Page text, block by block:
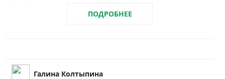
ПОДРОБНЕЕ
Галина Колтыпина